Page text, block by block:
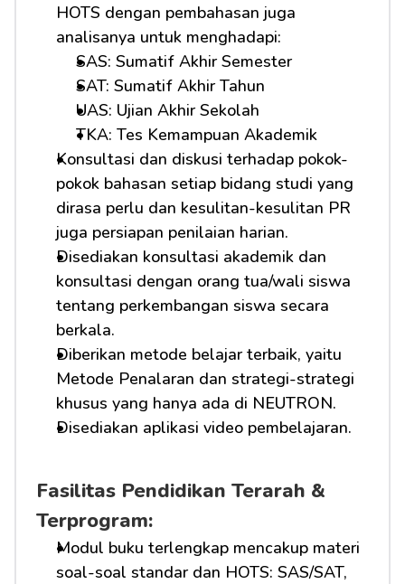
HOTS dengan pembahasan juga
analisanya untuk menghadapi:
SAS: Sumatif Akhir Semester
SAT: Sumatif Akhir Tahun
UAS: Ujian Akhir Sekolah
TKA: Tes Kemampuan Akademik
Konsultasi dan diskusi terhadap pokok-
pokok bahasan setiap bidang studi yang
dirasa perlu dan kesulitan-kesulitan PR
juga persiapan penilaian harian.
Disediakan konsultasi akademik dan
konsultasi dengan orang tua/wali siswa
tentang perkembangan siswa secara
berkala.
Diberikan metode belajar terbaik, yaitu
Metode Penalaran dan strategi-strategi
khusus yang hanya ada di NEUTRON.
Disediakan aplikasi video pembelajaran.
Fasilitas Pendidikan Terarah &
Terprogram:
Modul buku terlengkap mencakup materi
soal-soal standar dan HOTS: SAS/SAT,